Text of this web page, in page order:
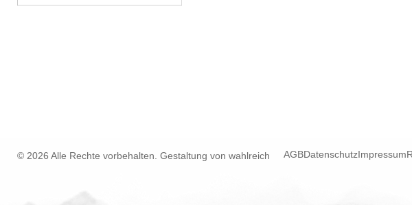
© 2026 Alle Rechte vorbehalten. Gestaltung von wahlreich AGBDatenschutzImpressum